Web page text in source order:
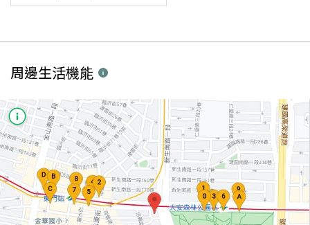
周邊生活機能